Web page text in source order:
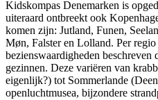
Kidskompas Denemarken is
uiteraard ontbreekt ook
komen zijn: Jutland, Funen,
Møn, Falster en Lolland. Per
bezienswaardigheden
gezinnen. Deze variëren van
eigenlijk?) tot Sommerlande
openluchtmusea, bijzondere